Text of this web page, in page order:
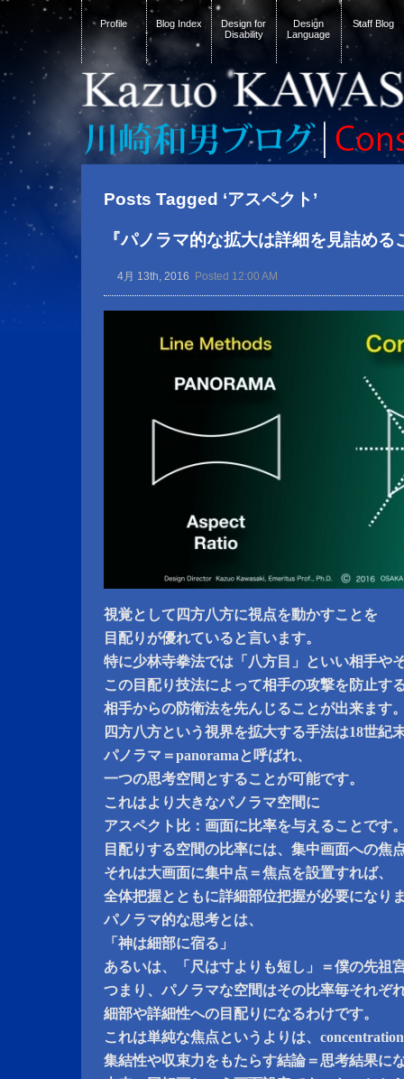
Profile Blog Index
Design for
Disability
Design
Language
Staff Blog
Posts Tagged ‘アスペクト’
『パノラマ的な拡大は詳細を見詰める
4月 13th, 2016 Posted 12:00 AM
視覚として四方八方に視点を動かすことを
目配りが優れていると言います。
特に少林寺拳法では「八方目」といい相手や
この目配り技法によって相手の攻撃を防止す
相手からの防衛法を先んじることが出来ます
四方八方という視界を拡大する手法は18世紀
パノラマ＝panoramaと呼ばれ、
一つの思考空間とすることが可能です。
これはより大きなパノラマ空間に
アスペクト比：画面に比率を与えることです
目配りする空間の比率には、集中画面への焦
それは大画面に集中点＝焦点を設置すれば、
全体把握とともに詳細部位把握が必要になり
パノラマ的な思考とは、
「神は細部に宿る」
あるいは、「尺は寸よりも短し」＝僕の先祖
つまり、パノラマな空間はその比率毎それぞ
細部や詳細性への目配りになるわけです。
これは単純な焦点というよりは、
集結性や収束力をもたらす結論＝思考結果に